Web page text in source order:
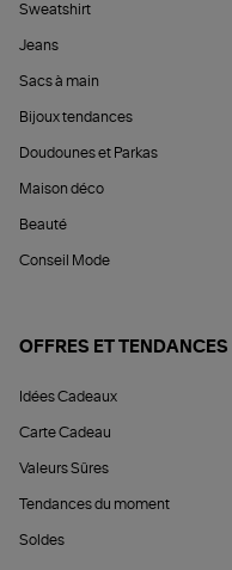
Sweatshirt
Jeans
Sacs à main
Bijoux tendances
Doudounes et Parkas
Maison déco
Beauté
Conseil Mode
OFFRES ET TENDANCES
Idées Cadeaux
Carte Cadeau
Valeurs Sûres
Tendances du moment
Soldes